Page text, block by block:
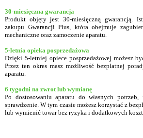
30-miesięczna gwarancja
Produkt objęty jest 30-miesięczną gwarancją.
zakupu Gwarancji Plus, która obejmuje
mechaniczne oraz zamoczenie aparatu.
5-letnia opieka posprzedażowa
Dzięki 5-letniej opiece posprzedażowej możesz
Przez ten okres masz możliwość bezpłatnej
aparatu.
6 tygodni na zwrot lub wymianę
Po dostosowaniu aparatu do własnych
sprawdzenie. W tym czasie możesz korzystać z
lub wymienić towar bez ryzyka i dodatkowych